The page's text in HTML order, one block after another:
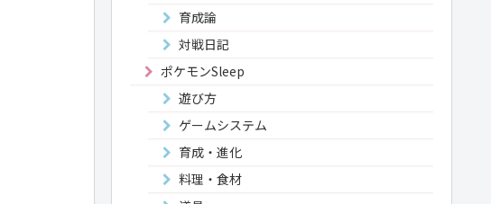
育成論
対戦日記
ポケモンSleep
遊び方
ゲームシステム
育成・進化
料理・食材